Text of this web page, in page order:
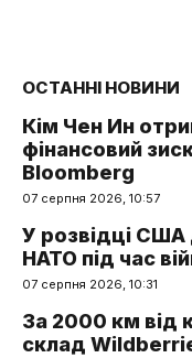
ОСТАННІ НОВИНИ
Кім Чен Ин
фінансовий зиск
Bloomberg
07 серпня 2026, 10:57
У розвідці США
НАТО під час
07 серпня 2026, 10:31
За 2000 км від
склад